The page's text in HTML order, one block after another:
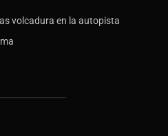
volcadura en la autopista